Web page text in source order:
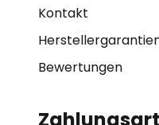
Kontakt
Bewertungen